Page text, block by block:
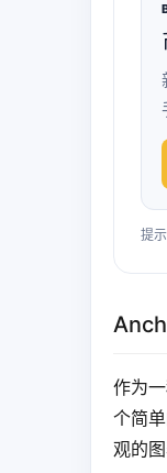
提
作为
个简
观的